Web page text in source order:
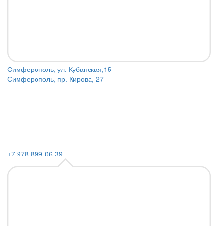
Симферополь, ул. Кубанская,15
Симферополь, пр. Кирова, 27
+7 978 899-06-39